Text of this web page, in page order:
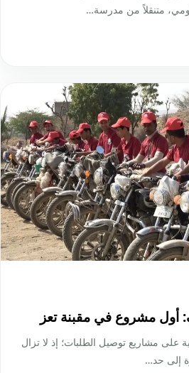
متنقلاً من مدرسة…
أول مشروع في مقبنة تعز
على مشاريع توصيل الطلبات؛ إذ لا تزال
إلى حد…